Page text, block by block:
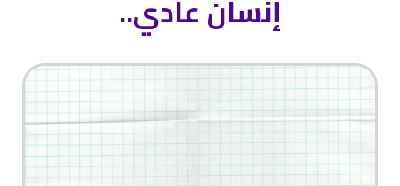
إنسان عادي..